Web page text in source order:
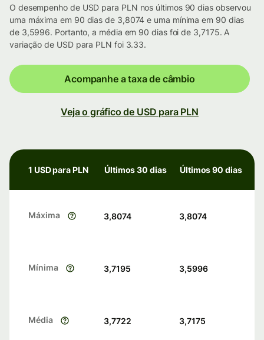
O desempenho de USD para PLN nos últimos 90 dias observou
uma máxima em 90 dias de 3,8074 e uma mínima em 90 dias
de 3,5996. Portanto, a média em 90 dias foi de 3,7175. A
variação de USD para PLN foi 3.33.
Acompanhe a taxa de câmbio
Veja o gráfico de USD para PLN
1 USD para PLN Últimos 30 dias Últimos 90 dias
Máxima 3,8074 3,8074
Mínima 3,7195 3,5996
Média 3,7722 3,7175